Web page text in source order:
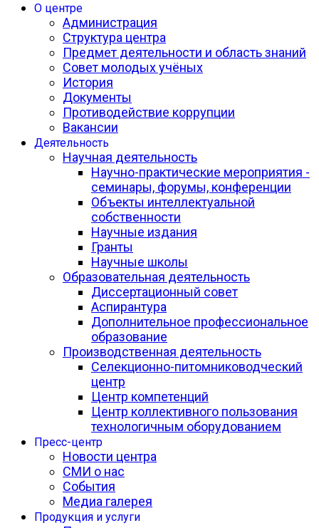
О центре
Администрация
Структура центра
Предмет деятельности и область знаний
Совет молодых учёных
История
Документы
Противодействие коррупции
Вакансии
Деятельность
Научная деятельность
Научно-практические мероприятия -
семинары, форумы, конференции
Объекты интеллектуальной
собственности
Научные издания
Гранты
Научные школы
Образовательная деятельность
Диссертационный совет
Аспирантура
Дополнительное профессиональное
образование
Производственная деятельность
Селекционно-питомниководческий
центр
Центр компетенций
Центр коллективного пользования
технологичным оборудованием
Пресс-центр
Новости центра
СМИ о нас
События
Медиа галерея
Продукция и услуги